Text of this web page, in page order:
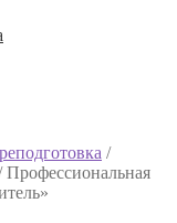
/
Профессиональная